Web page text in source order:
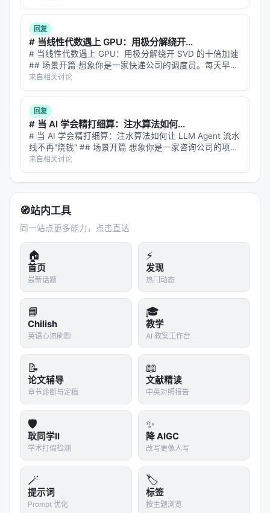
几个关键读数：
H-RePlan 的完成率（75.84%）比最强的基线
UFO³ API（61.05%）高近 15 个百分点
完美通过率（36.78%）——即完全正确且无偏差地
完成任务——比 UFO³ GUI（13.79%）高近 23 个
百分点
UFO³ API 虽然完成率不低，但完美通过率是 0%
——它完成了任务但经常偏离指令
Token 效率：H-RePlan 每次完美通过需要 193 万
token，UFO³ GUI 需要 1052 万——5.4 倍的效率
差距
局部恢复的价值
论文里有一组数据特别能说明分层恢复的逻辑：
策略级故障
（在设备内解决）：完成率
76.81%，遵循率 82.00%
策略级故障过早升级（前两次尝试就上报全局）：
完成率 68.89%，遵循率 62.22%
过早升级反而更差。因为升级意味着上下文丢失——
Orchestrator 不了解设备内部已经尝试了什么，重新
规划时可能重复已失败的路径，或者分配给不合适的
设备。
另一组数据：当策略级故障最终需要重新分配时，分
配回原设备
的完成率是 91.7%（55.8 万 token），
配给其他设备
的完成率只有 62.7%（101 万
token）。
这反直觉吗？不。原设备已经积累了上下文——它知
道这个任务是什么、之前试过什么、环境状态是什
么。换一个设备，这些上下文全丢了，得从头来。所
有数十亿吨水流进水库。你不可能逐滴化验每一滴水——
你只能依赖过滤厂、水质检测、管道…
回复
# 当线性代数遇上 GPU：用极分解绕开...
# 当线性代数遇上 GPU：用极分解绕开 SVD 的十倍加速
## 场景开篇 想象你是一家快递公司的调度员。每天早
上，你要把全国 300 个仓库的货物重新分配，让总运输
成本最低。你的工具是线性代数——具体来说，是一种
叫"奇异值软阈值"（S…
来自相关讨论
回复
# 当 AI 学会精打细算：注水算法如何...
# 当 AI 学会精打细算：注水算法如何让 LLM Agent 流水
线不再"烧钱" ## 场景开篇 想象你是一家咨询公司的项目
经理。手头有三个顾问，一个擅长战略分析但每小时收费
两千，一个擅长数据建模但出活慢，还有一个擅长写报告
但准确率飘忽…
来自相关讨论
🧭站内工具
同一站点更多能力，点击直达
🏠
首页
最新话题
⚡
发现
热门动态
📘
Chilish
英语心流刷题
🎓
教学
AI 教案工作台
📝
论文辅导
章节诊断与定稿
📖
文献精读
中英对照报告
🛡️
耿同学II
学术打假检测
✨
降 AIGC
改写更像人写
🪄
提示词
Prompt 优化
🏷️
标签
按主题浏览